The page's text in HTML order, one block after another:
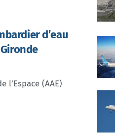
d’eau
l’Espace (AAE)